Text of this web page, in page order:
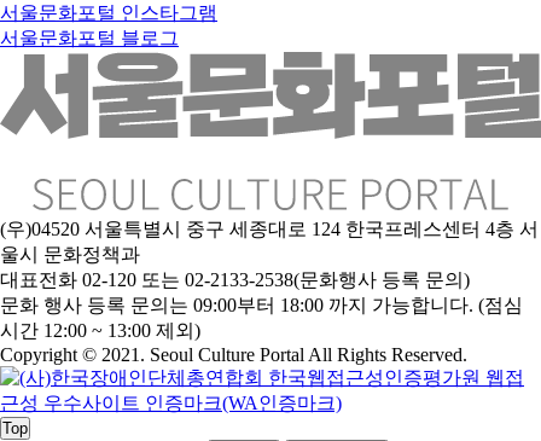
서울문화포털 인스타그램
서울문화포털 블로그
(우)04520 서울특별시 중구 세종대로 124 한국프레스센터 4층 서
울시 문화정책과
대표전화 02-120 또는 02-2133-2538(문화행사 등록 문의)
문화 행사 등록 문의는 09:00부터 18:00 까지 가능합니다. (점심
시간 12:00 ~ 13:00 제외)
Copyright © 2021. Seoul Culture Portal All Rights Reserved.
Top